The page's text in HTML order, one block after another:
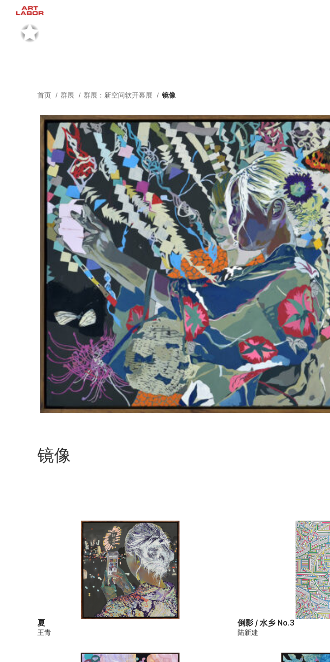
首页 群展 群展：新空间软开幕展 镜像
镜像
夏
王青
倒影 / 水乡 No.3
陆新建